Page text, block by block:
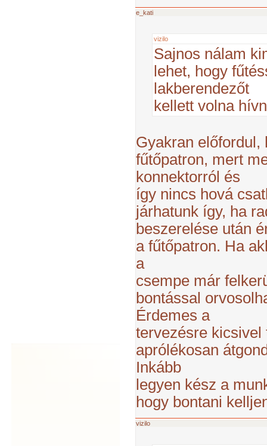
e_kati
vizilo
Sajnos nálam
lehet, hogy
lakberendezőt
kellett volna
Gyakran előfordul,
fűtőpatron, mert
konnektorról és
így nincs hová
járhatunk így, ha
beszerelése után
a fűtőpatron. Ha
a
csempe már
bontással
Érdemes a
tervezésre kicsivel
aprólékosan
Inkább
legyen kész a
hogy bontani
vizilo